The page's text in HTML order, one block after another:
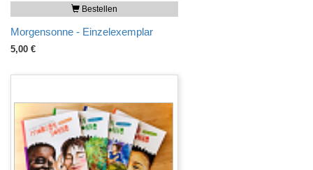
Bestellen
Morgensonne - Einzelexemplar
5,00 €